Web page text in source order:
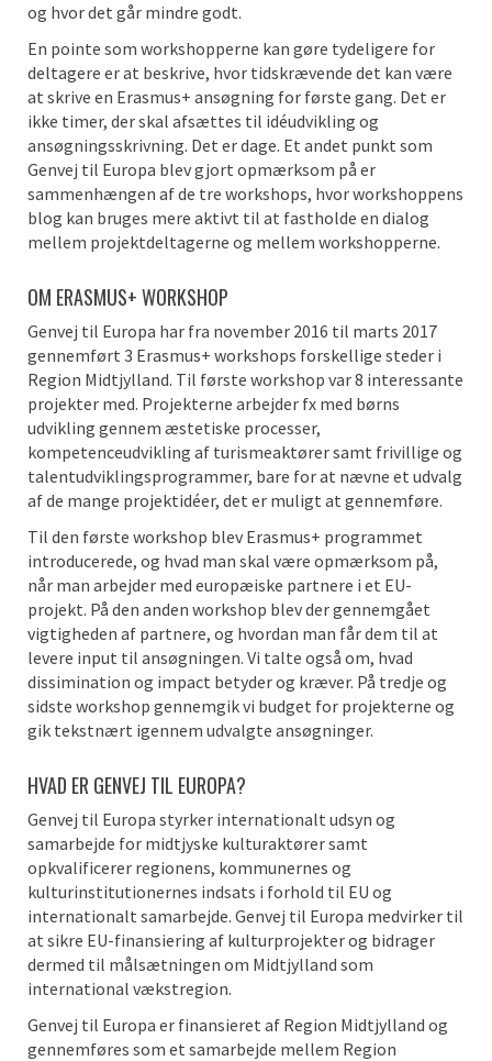
og hvor det går mindre godt.
En pointe som workshopperne kan gøre tydeligere for
deltagere er at beskrive, hvor tidskrævende det kan være
at skrive en Erasmus+ ansøgning for første gang. Det er
ikke timer, der skal afsættes til idéudvikling og
ansøgningsskrivning. Det er dage. Et andet punkt som
Genvej til Europa blev gjort opmærksom på er
sammenhængen af de tre workshops, hvor workshoppens
blog kan bruges mere aktivt til at fastholde en dialog
mellem projektdeltagerne og mellem workshopperne.
OM ERASMUS+ WORKSHOP
Genvej til Europa har fra november 2016 til marts 2017
gennemført 3 Erasmus+ workshops forskellige steder i
Region Midtjylland. Til første workshop var 8 interessante
projekter med. Projekterne arbejder fx med børns
udvikling gennem æstetiske processer,
kompetenceudvikling af turismeaktører samt frivillige og
talentudviklingsprogrammer, bare for at nævne et udvalg
af de mange projektidéer, det er muligt at gennemføre.
Til den første workshop blev Erasmus+ programmet
introducerede, og hvad man skal være opmærksom på,
når man arbejder med europæiske partnere i et EU-
projekt. På den anden workshop blev der gennemgået
vigtigheden af partnere, og hvordan man får dem til at
levere input til ansøgningen. Vi talte også om, hvad
dissimination og impact betyder og kræver. På tredje og
sidste workshop gennemgik vi budget for projekterne og
gik tekstnært igennem udvalgte ansøgninger.
HVAD ER GENVEJ TIL EUROPA?
Genvej til Europa styrker internationalt udsyn og
samarbejde for midtjyske kulturaktører samt
opkvalificerer regionens, kommunernes og
kulturinstitutionernes indsats i forhold til EU og
internationalt samarbejde. Genvej til Europa medvirker til
at sikre EU-finansiering af kulturprojekter og bidrager
dermed til målsætningen om Midtjylland som
international vækstregion.
Genvej til Europa er finansieret af Region Midtjylland og
gennemføres som et samarbejde mellem Region